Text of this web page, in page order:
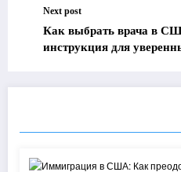
Next post
Как выбрать врача в
инструкция для